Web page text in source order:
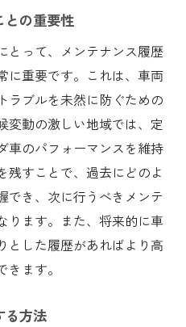
との重要性
とって、メンテナンス履歴
に重要です。これは、車両
ラブルを未然に防ぐための
変動の激しい地域では、定
車のパフォーマンスを維持
残すことで、過去にどのよ
でき、次に行うべきメンテ
ります。また、将来的に車
とした履歴があればより高
ます。
る方法